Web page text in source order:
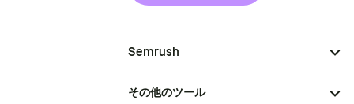
Semrush
その他のツール